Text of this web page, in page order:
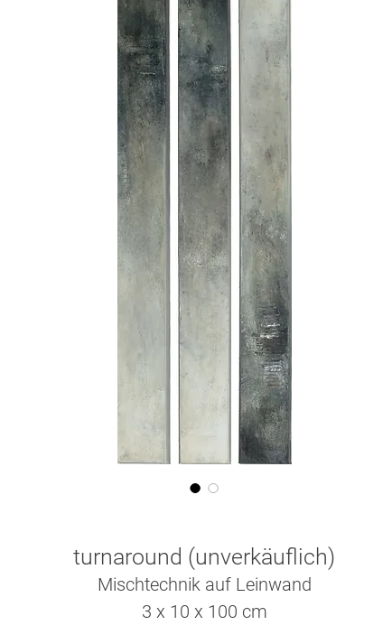
turnaround (unverkäuflich)
Mischtechnik auf Leinwand
3 x 10 x 100 cm